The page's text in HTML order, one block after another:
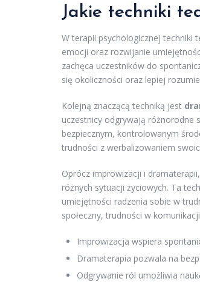
Jakie techniki
W terapii psychologicznej techniki
emocji oraz rozwijanie
zachęca uczestników do
się okoliczności oraz lepiej
Kolejną znaczącą techniką jest
uczestnicy odgrywają różnorodne
bezpiecznym, kontrolowanym
trudności z werbalizowaniem
Oprócz improwizacji i
różnych sytuacji życiowych. Ta
umiejętności radzenia sobie w
społeczny, trudności w
Improwizacja wspiera
Dramaterapia pozwala na
Odgrywanie ról umożliwia